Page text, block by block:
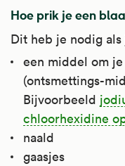
Hoe prik je een
Dit heb je nodig
een middel om
(ontsmettings-
Bijvoorbeeld
chloorhexidine
naald
gaasjes